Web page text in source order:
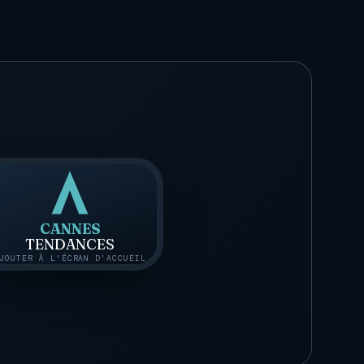
CANNES
TENDANCES
À L'ÉCRAN D'ACCUEIL